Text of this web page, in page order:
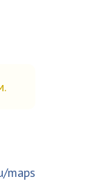
maps